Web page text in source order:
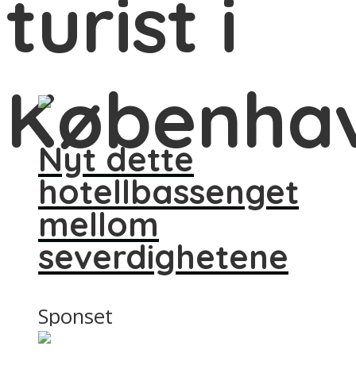
turist i
Nyt dette
hotellbassenget
mellom
severdighetene
Sponset